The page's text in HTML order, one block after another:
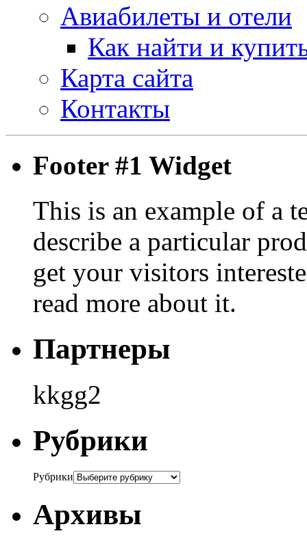
Авиабилеты и отели
Как найти и
Карта сайта
Контакты
Footer #1 Widget
This is an example of a
describe a particular
get your visitors
read more about it.
Партнеры
kkgg2
Рубрики
Рубрики
Архивы